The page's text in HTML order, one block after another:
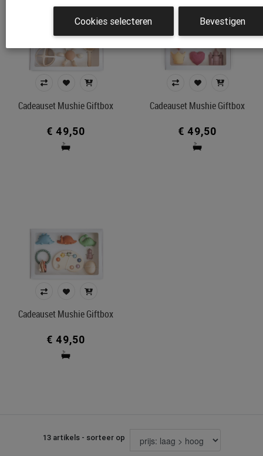
Cadeauset Mushie Giftbox
€ 49,50
Cadeauset Mushie Giftbox
€ 49,50
Cadeauset Mushie Giftbox
€ 49,50
13 artikels - sorteer op
Cookies selecteren Bevestigen